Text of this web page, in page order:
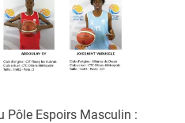
Pôle Espoirs Masculin :